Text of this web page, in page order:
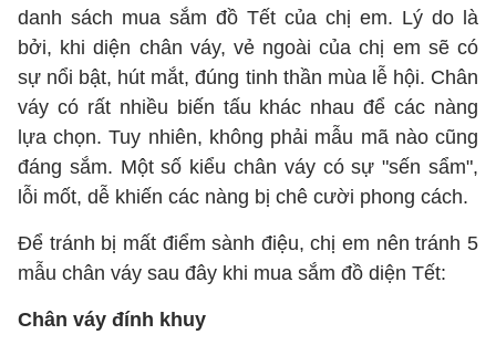
danh sách mua sắm đồ Tết của chị em. Lý do là
bởi, khi diện chân váy, vẻ ngoài của chị em sẽ có
sự nổi bật, hút mắt, đúng tinh thần mùa lễ hội. Chân
váy có rất nhiều biến tấu khác nhau để các nàng
lựa chọn. Tuy nhiên, không phải mẫu mã nào cũng
đáng sắm. Một số kiểu chân váy có sự "sến sẩm",
lỗi mốt, dễ khiến các nàng bị chê cười phong cách.
Để tránh bị mất điểm sành điệu, chị em nên tránh 5
mẫu chân váy sau đây khi mua sắm đồ diện Tết:
Chân váy đính khuy